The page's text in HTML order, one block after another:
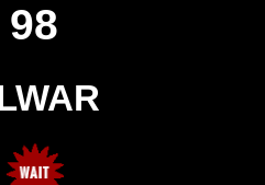
98